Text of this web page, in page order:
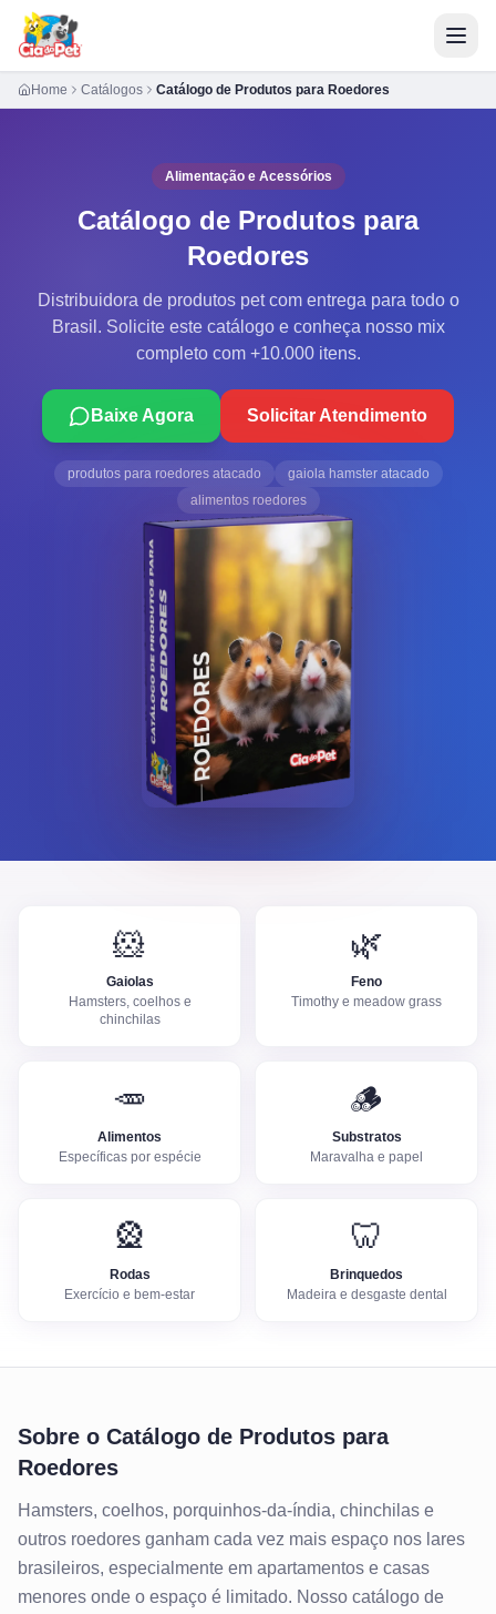
Home Catálogos Catálogo de Produtos para Roedores
Alimentação e Acessórios
Catálogo de Produtos para
Roedores
Distribuidora de produtos pet com entrega para todo o
Brasil. Solicite este catálogo e conheça nosso mix
completo com +10.000 itens.
Baixe Agora Solicitar Atendimento
produtos para roedores atacado
gaiola hamster atacado
alimentos roedores
🐹
Gaiolas
Hamsters, coelhos e
chinchilas
🌿
Feno
Timothy e meadow grass
🥕
Alimentos
Específicas por espécie
🪵
Substratos
Maravalha e papel
🎡
Rodas
Exercício e bem-estar
🦷
Brinquedos
Madeira e desgaste dental
Sobre o Catálogo de Produtos para
Roedores
Hamsters, coelhos, porquinhos-da-índia, chinchilas e
outros roedores ganham cada vez mais espaço nos lares
brasileiros, especialmente em apartamentos e casas
menores onde o espaço é limitado. Nosso catálogo de